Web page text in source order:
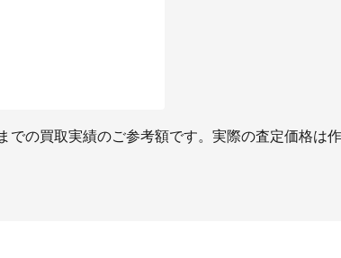
の買取実績のご参考額です。実際の査定価格は